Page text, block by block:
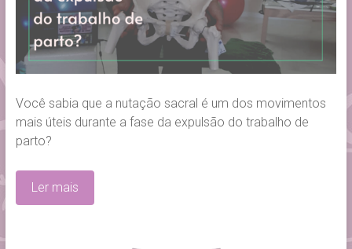
Você sabia que a nutação sacral é um dos movimentos
mais úteis durante a fase da expulsão do trabalho de
parto?
Ler mais